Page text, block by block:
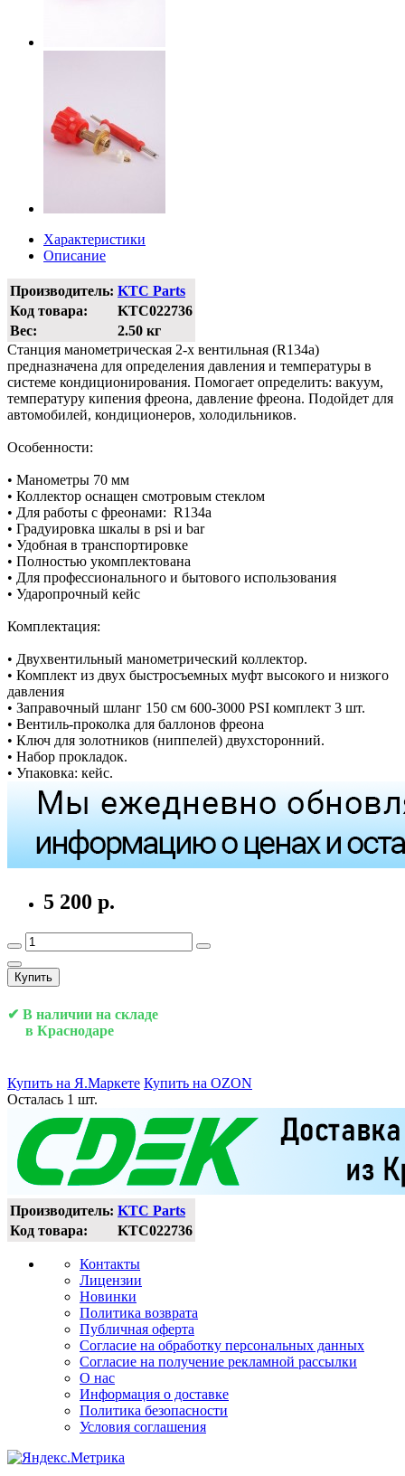
Характеристики
Описание
Производитель: KTC Parts
Код товара:
KTC022736
Вес:
2.50 кг
Станция манометрическая 2-х вентильная (R134a)
предназначена для определения давления и температуры в
системе кондиционирования. Помогает определить: вакуум,
температуру кипения фреона, давление фреона. Подойдет для
автомобилей, кондиционеров, холодильников.
Особенности:
• Манометры 70 мм
• Коллектор оснащен смотровым стеклом
• Для работы с фреонами: R134a
• Градуировка шкалы в psi и bar
• Удобная в транспортировке
• Полностью укомплектована
• Для профессионального и бытового использования
• Ударопрочный кейс
Комплектация:
• Двухвентильный манометрический коллектор.
• Комплект из двух быстросъемных муфт высокого и низкого
давления
• Заправочный шланг 150 см 600-3000 PSI комплект 3 шт.
• Вентиль-проколка для баллонов фреона
• Ключ для золотников (ниппелей) двухсторонний.
• Набор прокладок.
• Упаковка: кейс.
5 200 р.
Купить
✔ В наличии на складе
в Краснодаре
Купить на Я.Маркете Купить на OZON
Осталась 1 шт.
Производитель: KTC Parts
Код товара:
KTC022736
Контакты
Лицензии
Новинки
Политика возврата
Публичная оферта
Согласие на обработку персональных данных
Согласие на получение рекламной рассылки
О нас
Информация о доставке
Политика безопасности
Условия соглашения